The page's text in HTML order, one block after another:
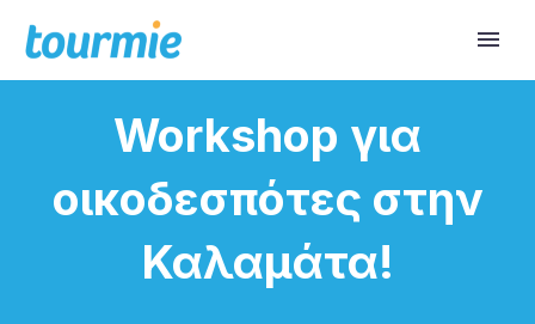
Workshop για
οικοδεσπότες στην
Καλαμάτα!